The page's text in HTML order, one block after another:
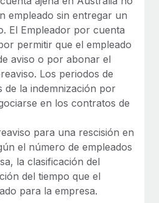
antecedentes
de cribado de candidatos.
de cumplimiento
tecnológicos y contrólalos
a la legalidad enseguida.
de Remote:
empleado sin entregar un
El Empleador por cuenta
permitir que el empleado
aviso o por abonar el
Los periodos de
de la indemnización por
en los contratos de
para una rescisión en
el número de empleados
la clasificación del
del tiempo que el
para la empresa.